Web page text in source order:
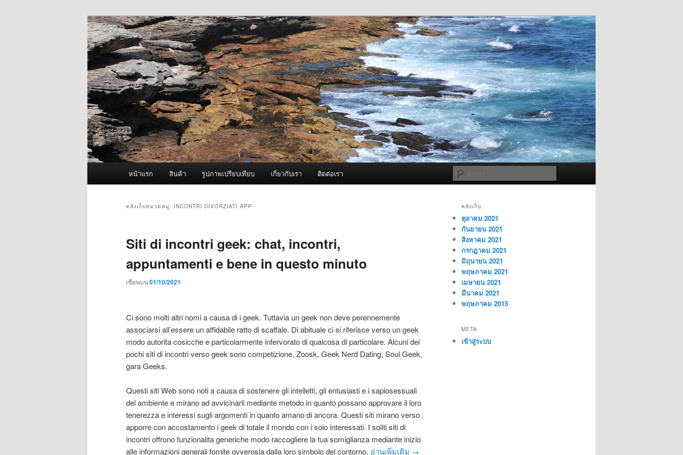
ผู้นำเข้าเครื่องพ่นหมอกควัน Best Fogger /
Fogger One และ อะไหล่
จำหน่ายเครื่องพ่นหมอกควัน คุณภาพดี บริการด้วยความจริงใจ
หน้าแรก สินค้า รูปภาพเปรียบเทียบ เกี่ยวกับเรา ติดต่อเรา
คลังเก็บหมวดหมู่: INCONTRI DIVORZIATI APP
Siti di incontri geek: chat, incontri,
appuntamenti e bene in questo minuto
เขียนบน01/10/2021
Ci sono molti altri nomi a causa di i geek. Tuttavia un geek non deve perennemente
associarsi all’essere un affidabile ratto di scaffale. Di abituale ci si riferisce verso un geek
modo autorita cosicche e particolarmente infervorato di qualcosa di particolare. Alcuni dei
pochi siti di incontri verso geek sono competizione, Zoosk, Geek Nerd Dating, Soul Geek,
gara Geeks.
Questi siti Web sono noti a causa di sostenere gli intelletti, gli entusiasti e i sapiosessuali
del ambiente e mirano ad avvicinarli mediante metodo in quanto possano approvare il loro
tenerezza e interessi sugli argomenti in quanto amano di ancora. Questi siti mirano verso
apporre con accostamento i geek di totale il mondo con i solo interessati. I soliti siti di
incontri offrono funzionalita generiche modo raccogliere la tua somiglianza mediante inizio
alle informazioni generali fornite ovverosia dalla loro simbolo del contorno. อ่านเพิ่มเติม →
คลังเก็บ
ตุลาคม 2021
กันยายน 2021
สิงหาคม 2021
กรกฎาคม 2021
มิถุนายน 2021
พฤษภาคม 2021
เมษายน 2021
มีนาคม 2021
พฤษภาคม 2015
META
เข้าสู่ระบบ